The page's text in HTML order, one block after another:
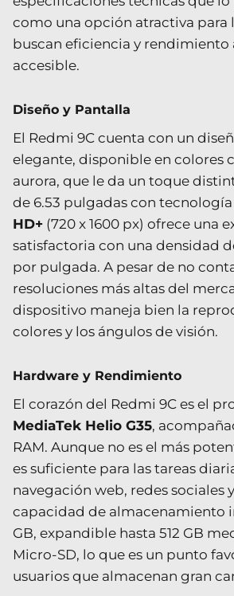
como una opción atractiva para
buscan eficiencia y rendimiento
accesible.
Diseño y Pantalla
El Redmi 9C cuenta con un
elegante, disponible en colores
aurora, que le da un toque
de 6.53 pulgadas con tecnología
HD+ (720 x 1600 px) ofrece una
satisfactoria con una densidad
por pulgada. A pesar de no
resoluciones más altas del
dispositivo maneja bien la
colores y los ángulos de visión.
Hardware y Rendimiento
El corazón del Redmi 9C es el
MediaTek Helio G35,
RAM. Aunque no es el más
es suficiente para las tareas
navegación web, redes sociales
capacidad de almacenamiento
GB, expandible hasta 512 GB
Micro-SD, lo que es un punto
usuarios que almacenan gran